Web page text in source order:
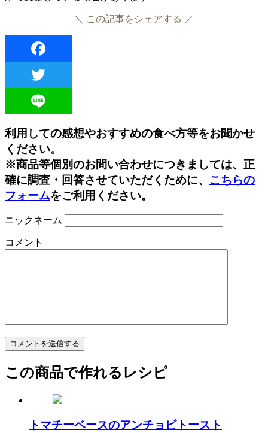
＼ この記事をシェアする ／
利用しての感想やおすすめの食べ方等をお聞かせ
ください。
※商品等個別のお問い合わせにつきましては、正
確に調査・回答させていただくために、 こちらの
フォームをご利用ください。
ニックネーム
コメント
この商品で作れるレシピ
トマチーベースのアンチョビトースト